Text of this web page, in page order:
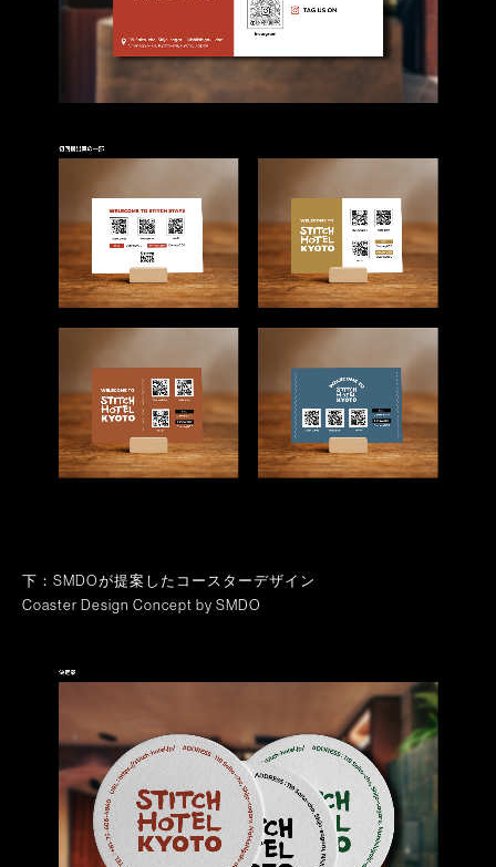
下：SMDOが提案したコースターデザイン
Coaster Design Concept by SMDO